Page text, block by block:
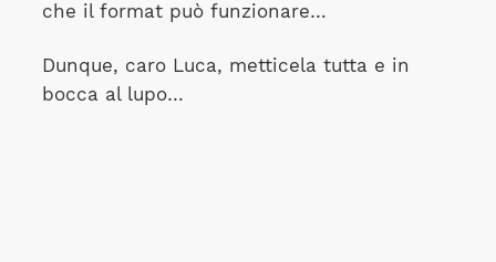
che il format può funzionare…
Dunque, caro Luca, metticela tutta e in
bocca al lupo…